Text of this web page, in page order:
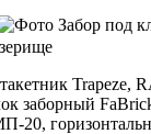
Trapeze,
заборный
20,